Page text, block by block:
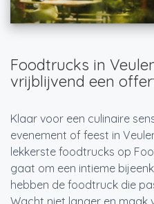
Foodtrucks in
vrijblijvend een
Klaar voor een culinaire
evenement of feest in
lekkerste foodtrucks op
gaat om een intieme
hebben de foodtruck die